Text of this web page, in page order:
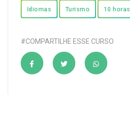
Idiomas Turismo 10 horas
#COMPARTILHE ESSE CURSO